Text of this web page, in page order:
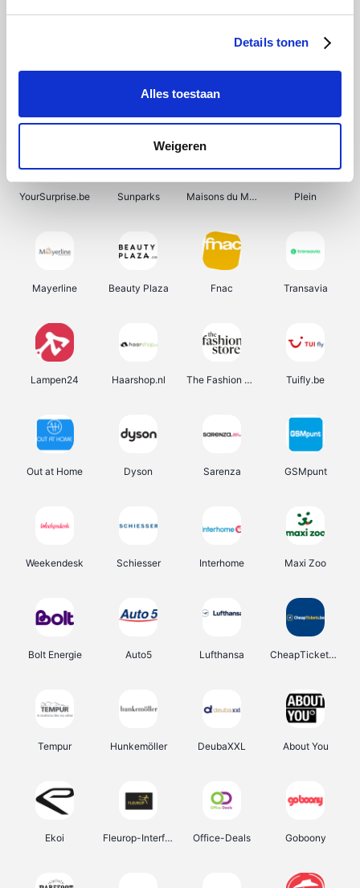
Details tonen
Alles toestaan
Weigeren
Bergfreunde Shein Pazzox Manutan
YourSurprise.be Sunparks Maisons du Monde Plein
Mayerline Beauty Plaza Fnac Transavia
Lampen24 Haarshop.nl The Fashion Store Tuifly.be
Out at Home Dyson Sarenza GSMpunt
Weekendesk Schiesser Interhome Maxi Zoo
Bolt Energie Auto5 Lufthansa CheapTickets.be
Tempur Hunkemöller DeubaXXL About You
Ekoi Fleurop-Interflora Office-Deals Goboony